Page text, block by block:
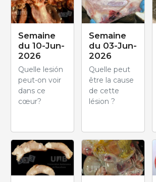
Semaine
du 10-Jun-
2026
Quelle lesión
peut-on voir
dans ce
cœur?
Semaine
du 03-Jun-
2026
Quelle peut
être la cause
de cette
lésion ?